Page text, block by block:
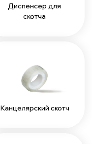
Диспенсер для
скотча
Канцелярский скотч